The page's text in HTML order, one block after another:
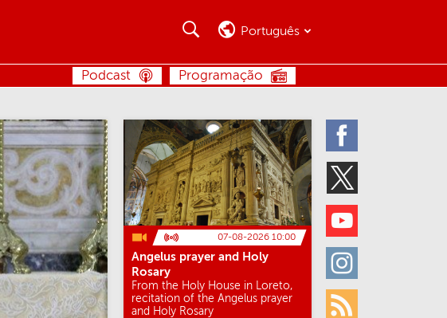
Twitter
Youtube
Instagram
Rss
BUSCA Português
Programação
Podcast
07-08-2026 10:00
Angelus prayer and Holy
Rosary
From the Holy House in Loreto,
recitation of the Angelus prayer
and Holy Rosary